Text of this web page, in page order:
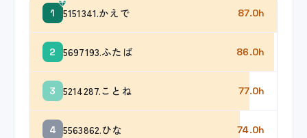
1 5151341.かえで 87.0h
2 5697193.ふたば 86.0h
3 5214287.ことね 77.0h
4 5563862.ひな 74.0h